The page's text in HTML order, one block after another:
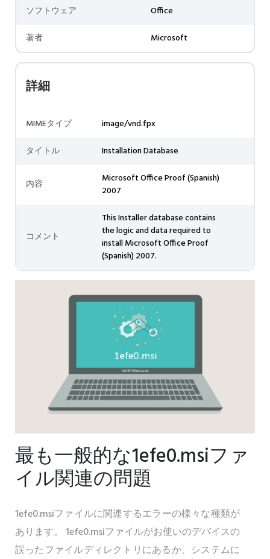
ソフトウェア
Office
著者
Microsoft
詳細
MIMEタイプ
image/vnd.fpx
タイトル
Installation Database
内容
Microsoft Office Proof (Spanish)
2007
コメント
This Installer database contains
the logic and data required to
install Microsoft Office Proof
(Spanish) 2007.
最も一般的な1efe0.msiファ
イル関連の問題
1efe0.msiファイルに関連するエラーの様々な種類が
あります。 1efe0.msiファイルがお使いのデバイスの
誤ったファイルディレクトリにあるか、システムに